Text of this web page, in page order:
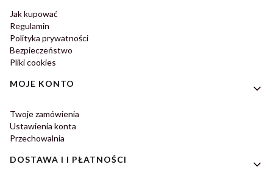
Jak kupować
Regulamin
Polityka prywatności
Bezpieczeństwo
Pliki cookies
MOJE KONTO
Twoje zamówienia
Ustawienia konta
Przechowalnia
DOSTAWA I I PŁATNOŚCI